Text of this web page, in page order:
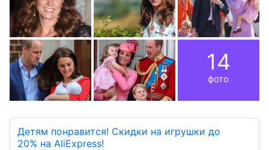
14
фото
Детям понравится! Скидки на игрушки до
20% на AliExpress!